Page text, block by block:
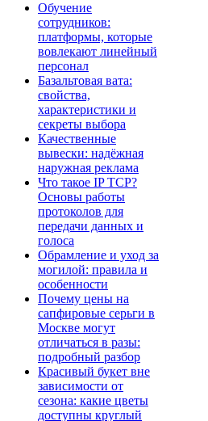
Обучение
сотрудников:
платформы, которые
вовлекают линейный
персонал
Базальтовая вата:
свойства,
характеристики и
секреты выбора
Качественные
вывески: надёжная
наружная реклама
Что такое IP TCP?
Основы работы
протоколов для
передачи данных и
голоса
Обрамление и уход за
могилой: правила и
особенности
Почему цены на
сапфировые серьги в
Москве могут
отличаться в разы:
подробный разбор
Красивый букет вне
зависимости от
сезона: какие цветы
доступны круглый